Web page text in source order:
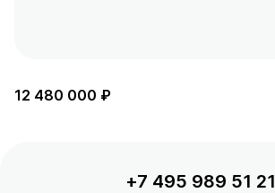
12 480 000 ₽
+7 495 989 51 21